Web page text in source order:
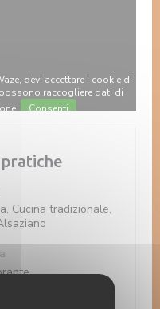
devi accettare i cookie di
raccogliere dati di
Consenti
Cucina tradizionale,